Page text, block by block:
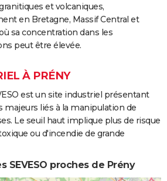
et volcaniques,
en Bretagne, Massif Central et
sa concentration dans les
peut être élevée.
À PRÉNY
est un site industriel présentant
majeurs liés à la manipulation de
Le seuil haut implique plus de risque
ou d'incendie de grande
SEVESO proches de Prény